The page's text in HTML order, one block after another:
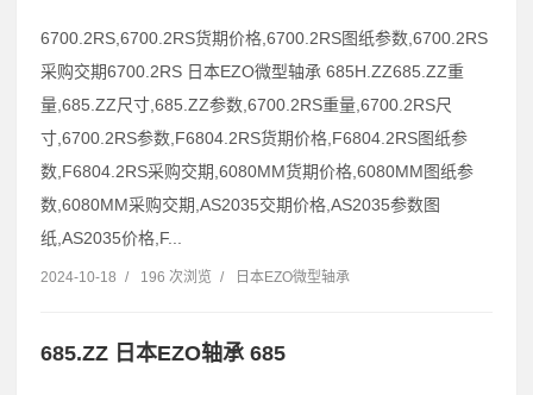
6700.2RS,6700.2RS货期价格,6700.2RS图纸参数,6700.2RS
采购交期6700.2RS 日本EZO微型轴承 685H.ZZ685.ZZ重
量,685.ZZ尺寸,685.ZZ参数,6700.2RS重量,6700.2RS尺
寸,6700.2RS参数,F6804.2RS货期价格,F6804.2RS图纸参
数,F6804.2RS采购交期,6080MM货期价格,6080MM图纸参
数,6080MM采购交期,AS2035交期价格,AS2035参数图
纸,AS2035价格,F...
2024-10-18 / 196 次浏览 / 日本EZO微型轴承
685.ZZ 日本EZO轴承 685